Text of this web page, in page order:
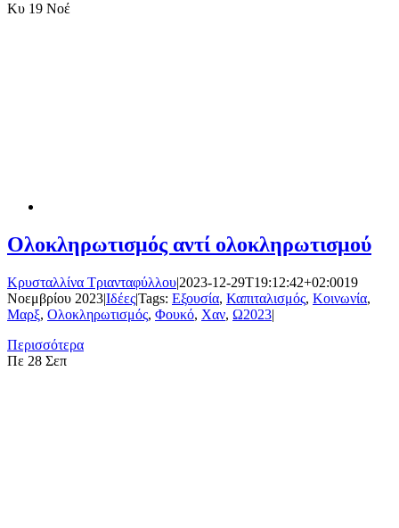
Κυ 19 Νοέ
Ολοκληρωτισμός αντί ολοκληρωτισμού
Κρυσταλλίνα Τριανταφύλλου|2023-12-29T19:12:42+02:0019
Νοεμβρίου 2023|Ιδέες|Tags: Εξουσία, Καπιταλισμός, Κοινωνία,
Μαρξ, Ολοκληρωτισμός, Φουκό, Χαν, Ω2023|
Περισσότερα
Πε 28 Σεπ